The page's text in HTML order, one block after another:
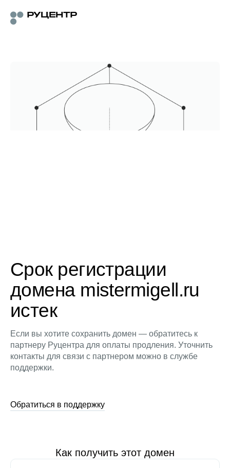
Срок регистрации
домена mistermigell.ru
истек
Если вы хотите сохранить домен — обратитесь к
партнеру Руцентра для оплаты продления. Уточнить
контакты для связи с партнером можно в службе
поддержки.
Обратиться в поддержку
Как получить этот домен